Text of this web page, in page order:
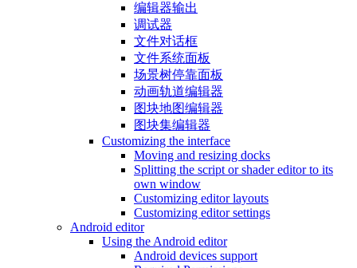
编辑器输出
调试器
文件对话框
文件系统面板
场景树停靠面板
动画轨道编辑器
图块地图编辑器
图块集编辑器
Customizing the interface
Moving and resizing docks
Splitting the script or shader editor to its
own window
Customizing editor layouts
Customizing editor settings
Android editor
Using the Android editor
Android devices support